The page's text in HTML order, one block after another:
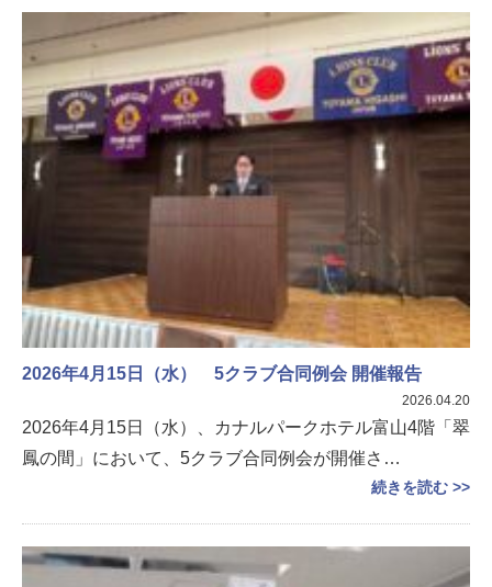
2026年4月15日（水） 5クラブ合同例会 開催報告
2026.04.20
2026年4月15日（水）、カナルパークホテル富山4階「翠
鳳の間」において、5クラブ合同例会が開催さ…
続きを読む >>